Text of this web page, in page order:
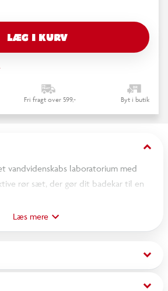
LÆG I KURV
Fri fragt over 599,- Byt i butik
keyboard_arrow_down
vandvidenskabs laboratorium med
rør sæt, der gør dit badekar til en
strøm og årsag-virkning,
vandveje.
VANDLAB – Trichter, snoede rør,
Læs mere
keyboard_arrow_down
keyboard_arrow_down